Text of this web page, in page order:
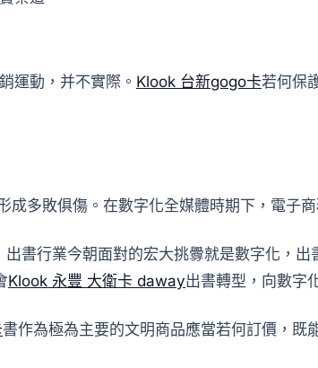
運動，并不實際。 Klook 台新gogo卡若何保
成多敗俱傷。在數字化全媒體時期下，電子
出書行業今朝面對的宏大挑釁就是數字化，出
Klook 永豐 大衛卡 daway出書轉型，向數字
書作為極為主要的文明商品應當若何訂價，既